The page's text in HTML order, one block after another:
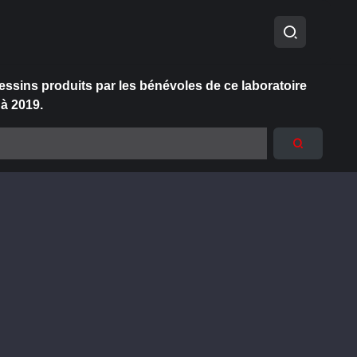
produits par les bénévoles de ce laboratoire
2019.